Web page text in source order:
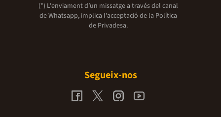
(*) L'enviament d’un missatge a través del canal
de Whatsapp, implica l'acceptació de la Política
de Privadesa.
Segueix-nos